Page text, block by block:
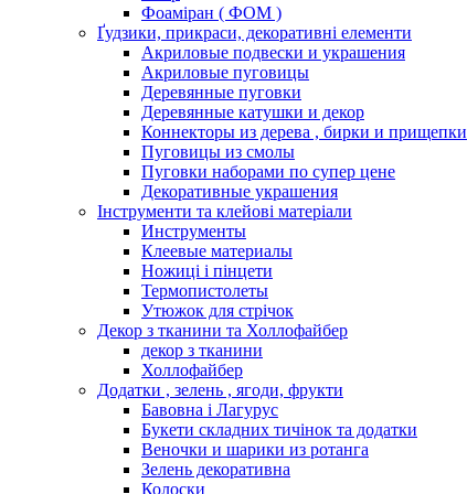
Фоаміран ( ФОМ )
Ґудзики, прикраси, декоративні елементи
Акриловые подвески и украшения
Акриловые пуговицы
Деревянные пуговки
Деревянные катушки и декор
Коннекторы из дерева , бирки и прищепки
Пуговицы из смолы
Пуговки наборами по супер цене
Декоративные украшения
Інструменти та клейові матеріали
Инструменты
Клеевые материалы
Ножиці і пінцети
Термопистолеты
Утюжок для стрічок
Декор з тканини та Холлофайбер
декор з тканини
Холлофайбер
Додатки , зелень , ягоди, фрукти
Бавовна і Лагурус
Букети складних тичінок та додатки
Веночки и шарики из ротанга
Зелень декоративна
Колоски